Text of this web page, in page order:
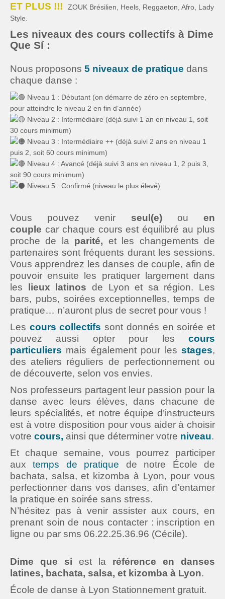
ET PLUS !!!
ZOUK Brésilien, Heels, Reggaeton, Afro, Lady
Style.
Les niveaux des cours collectifs à Dime
Que Sí :
Nous proposons 5 niveaux de pratique dans
chaque danse :
Niveau 1 : Débutant (on démarre de zéro en septembre,
pour atteindre le niveau 2 en fin d’année)
Niveau 2 : Intermédiaire (déjà suivi 1 an en niveau 1, soit
30 cours minimum)
Niveau 3 : Intermédiaire ++ (déjà suivi 2 ans en niveau 1
puis 2, soit 60 cours minimum)
Niveau 4 : Avancé (déjà suivi 3 ans en niveau 1, 2 puis 3,
soit 90 cours minimum)
Niveau 5 : Confirmé (niveau le plus élevé)
Vous pouvez venir seul(e) ou en
couple car chaque cours est équilibré au plus
proche de la parité, et les changements de
partenaires sont fréquents durant les sessions.
Vous apprendrez les danses de couple, afin de
pouvoir ensuite les pratiquer largement dans
les lieux latinos de Lyon et sa région. Les
bars, pubs, soirées exceptionnelles, temps de
pratique… n’auront plus de secret pour vous !
Les cours collectifs sont donnés en soirée et
pouvez aussi opter pour les cours
particuliers mais également pour les stages,
des ateliers réguliers de perfectionnement ou
de découverte, selon vos envies.
Nos professeurs partagent leur passion pour la
danse avec leurs élèves, dans chacune de
leurs spécialités, et notre équipe d’instructeurs
est à votre disposition pour vous aider à choisir
votre cours, ainsi que déterminer votre niveau.
Et chaque semaine, vous pourrez participer
auxtemps de pratique de notre École de
bachata, salsa, et kizomba à Lyon, pour vous
perfectionner dans vos danses, afin d’entamer
la pratique en soirée sans stress.
N’hésitez pas à venir assister aux cours, en
prenant soin de nous contacter : inscription en
ligne ou par sms 06.22.25.36.96 (Cécile).
Dime que si est la référence en danses
latines, bachata, salsa, et kizomba à Lyon.
École de danse à Lyon Stationnement gratuit.